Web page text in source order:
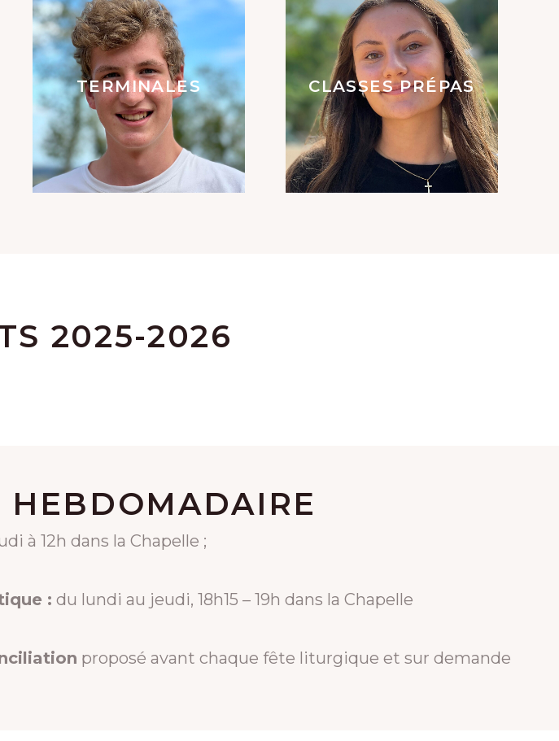
TERMINALES CLASSES PRÉPAS
2025-2026
HEBDOMADAIRE
à 12h dans la Chapelle ;
: du lundi au jeudi, 18h15 – 19h dans la Chapelle
proposé avant chaque fête liturgique et sur demande